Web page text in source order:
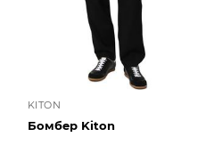
KITON
Бомбер Kiton